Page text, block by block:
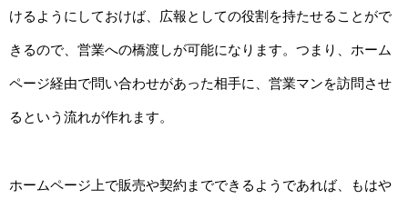
けるようにしておけば、広報としての役割を持たせることがで
きるので、営業への橋渡しが可能になります。つまり、ホーム
ページ経由で問い合わせがあった相手に、営業マンを訪問させ
るという流れが作れます。
ホームページ上で販売や契約までできるようであれば、もはや